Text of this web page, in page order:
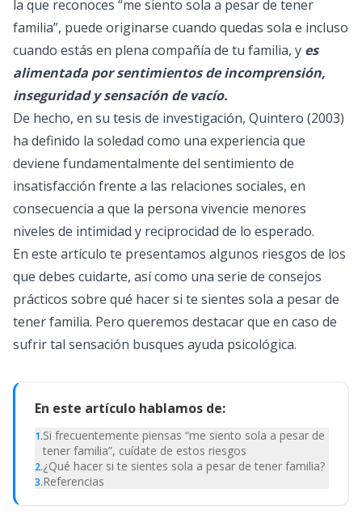
la que reconoces “me siento sola a pesar de tener
familia”, puede originarse cuando quedas sola e incluso
cuando estás en plena compañía de tu familia, y es
alimentada por sentimientos de incomprensión,
inseguridad y sensación de vacío.
De hecho, en su tesis de investigación, Quintero (2003)
ha definido la soledad como una experiencia que
deviene fundamentalmente del sentimiento de
insatisfacción frente a las relaciones sociales, en
consecuencia a que la persona vivencie menores
niveles de intimidad y reciprocidad de lo esperado.
En este artículo te presentamos algunos riesgos de los
que debes cuidarte, así como una serie de consejos
prácticos sobre qué hacer si te sientes sola a pesar de
tener familia. Pero queremos destacar que en caso de
sufrir tal sensación busques ayuda psicológica.
En este artículo hablamos de:
1.Si frecuentemente piensas “me siento sola a pesar de
tener familia”, cuídate de estos riesgos
2.¿Qué hacer si te sientes sola a pesar de tener familia?
3.Referencias